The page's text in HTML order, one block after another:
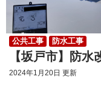
2024年1月20日 更新
公共工事 防水工事